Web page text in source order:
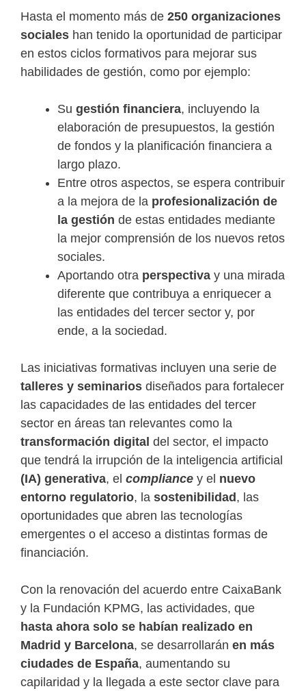
Hasta el momento más de 250 organizaciones
sociales han tenido la oportunidad de participar
en estos ciclos formativos para mejorar sus
habilidades de gestión, como por ejemplo:
Su gestión financiera, incluyendo la
elaboración de presupuestos, la gestión
de fondos y la planificación financiera a
largo plazo.
Entre otros aspectos, se espera contribuir
a la mejora de la profesionalización de
la gestión de estas entidades mediante
la mejor comprensión de los nuevos retos
sociales.
Aportando otra perspectiva y una mirada
diferente que contribuya a enriquecer a
las entidades del tercer sector y, por
ende, a la sociedad.
Las iniciativas formativas incluyen una serie de
talleres y seminarios diseñados para fortalecer
las capacidades de las entidades del tercer
sector en áreas tan relevantes como la
transformación digital del sector, el impacto
que tendrá la irrupción de la inteligencia artificial
(IA) generativa, el compliance y el nuevo
entorno regulatorio, la sostenibilidad , las
oportunidades que abren las tecnologías
emergentes o el acceso a distintas formas de
financiación.
Con la renovación del acuerdo entre CaixaBank
y la Fundación KPMG, las actividades, que
hasta ahora solo se habían realizado en
Madrid y Barcelona, se desarrollarán en más
ciudades de España, aumentando su
capilaridad y la llegada a este sector clave para